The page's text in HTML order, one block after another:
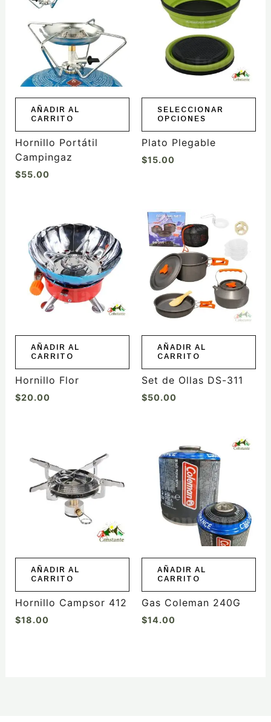
AÑADIR AL
CARRITO
Hornillo Portátil
Campingaz
$55.00
SELECCIONAR
OPCIONES
tiene
múltiples
variantes.
opciones
pueden
elegir
la
página
de
Plato Plegable
$15.00
AÑADIR AL
CARRITO
Hornillo Flor
$20.00
AÑADIR AL
CARRITO
Set de Ollas DS-311
$50.00
AÑADIR AL
CARRITO
Hornillo Campsor 412
$18.00
AÑADIR AL
CARRITO
Gas Coleman 240G
$14.00